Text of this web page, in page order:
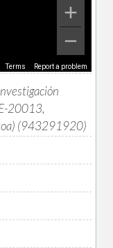
Terms Report a problem
20013,
(943291920)